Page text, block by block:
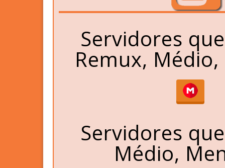
Servidores
Remux,
Servidores
Médio,